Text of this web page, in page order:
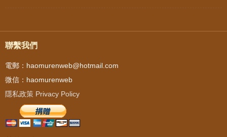
聯繫我們
電郵：haomurenweb@hotmail.com
微信：haomurenweb
隱私政策 Privacy Policy